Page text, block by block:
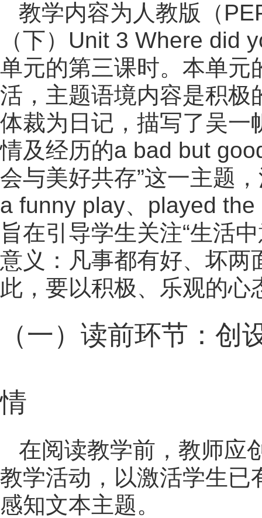
教学内容为人教版（
（下）Unit 3 Where did
单元的第三课时。本单元
活，主题语境内容是积极
体裁为日记，描写了吴一
情及经历的a bad but
会与美好共存”这一主题
a funny play、played
旨在引导学生关注“生活
意义：凡事都有好、坏两
此，要以积极、乐观的
（一）读前环节：
情
在阅读教学前，教师应
教学活动，以激活学生已
感知文本主题。